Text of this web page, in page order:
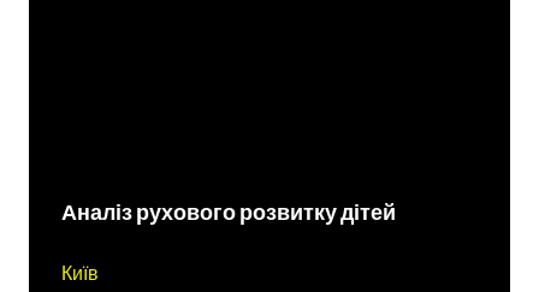
Аналіз рухового розвитку дітей
Київ